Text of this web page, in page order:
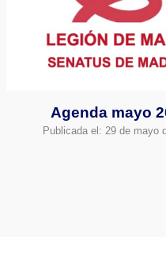
Agenda mayo
Publicada el: 29 de mayo